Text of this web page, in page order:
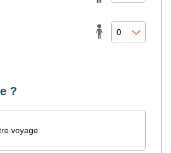
?
voyage